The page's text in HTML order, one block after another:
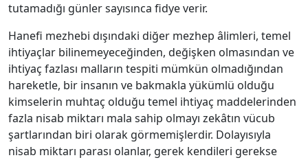
tutamadığı günler sayısınca fidye verir.
Hanefi mezhebi dışındaki diğer mezhep âlimleri, temel
ihtiyaçlar bilinemeyeceğinden, değişken olmasından ve
ihtiyaç fazlası malların tespiti mümkün olmadığından
hareketle, bir insanın ve bakmakla yükümlü olduğu
kimselerin muhtaç olduğu temel ihtiyaç maddelerinden
fazla nisab miktarı mala sahip olmayı zekâtın vücub
şartlarından biri olarak görmemişlerdir. Dolayısıyla
nisab miktarı parası olanlar, gerek kendileri gerekse